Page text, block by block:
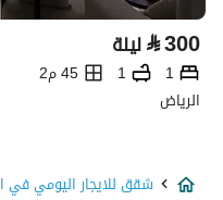
⃁300 ليلة
1
1
45 م2
الرياض
شقق للايجار اليومي في